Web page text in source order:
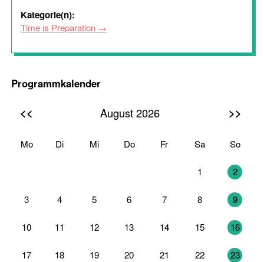
Kategorie(n):
Time is Preparation
Programmkalender
<< August 2026 >>
Mo Di Mi Do Fr Sa So
1 2
3 4 5 6 7 8 9
10 11 12 13 14 15 16
17 18 19 20 21 22 23